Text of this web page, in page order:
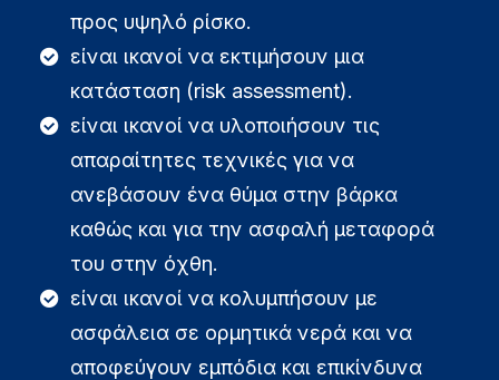
προς υψηλό ρίσκο.
είναι ικανοί να εκτιμήσουν μια
κατάσταση (risk assessment).
είναι ικανοί να υλοποιήσουν τις
απαραίτητες τεχνικές για να
ανεβάσουν ένα θύμα στην βάρκα
καθώς και για την ασφαλή μεταφορά
του στην όχθη.
είναι ικανοί να κολυμπήσουν με
ασφάλεια σε ορμητικά νερά και να
αποφεύγουν εμπόδια και επικίνδυνα